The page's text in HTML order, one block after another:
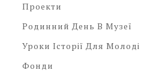
Проекти
Родинний День В Музеї
Уроки Історії Для Молоді
Фонди